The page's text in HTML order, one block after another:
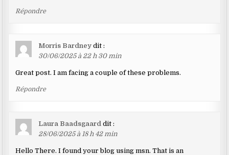
Répondre
Morris Bardney dit :
30/06/2025 à 22 h 30 min
Great post. I am facing a couple of these problems.
Répondre
Laura Baadsgaard dit :
28/06/2025 à 18 h 42 min
Hello There. I found your blog using msn. That is an